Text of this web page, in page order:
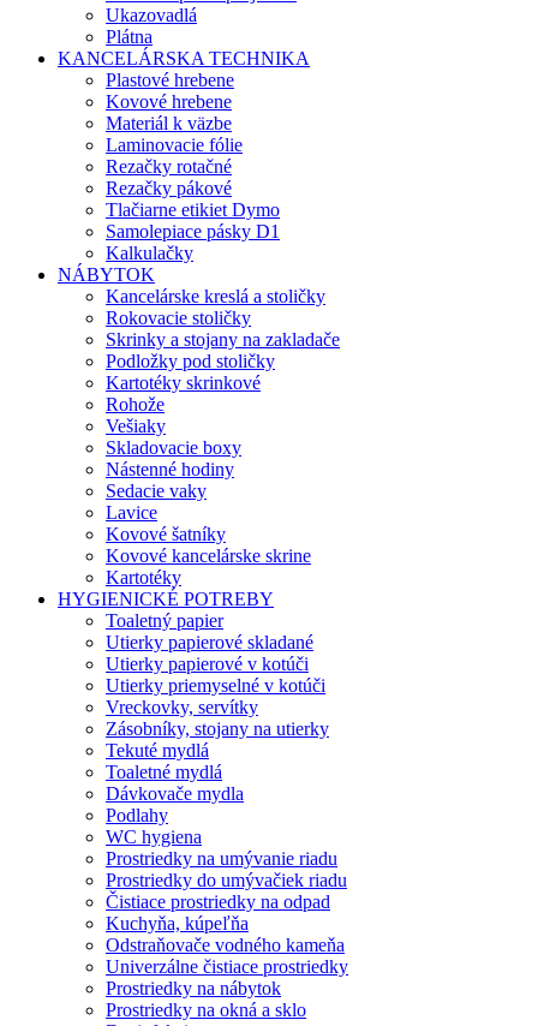
Ukazovadlá
Plátna
KANCELÁRSKA TECHNIKA
Plastové hrebene
Kovové hrebene
Materiál k väzbe
Laminovacie fólie
Rezačky rotačné
Rezačky pákové
Tlačiarne etikiet Dymo
Samolepiace pásky D1
Kalkulačky
NÁBYTOK
Kancelárske kreslá a stoličky
Rokovacie stoličky
Skrinky a stojany na zakladače
Podložky pod stoličky
Kartotéky skrinkové
Rohože
Vešiaky
Skladovacie boxy
Nástenné hodiny
Sedacie vaky
Lavice
Kovové šatníky
Kovové kancelárske skrine
Kartotéky
HYGIENICKÉ POTREBY
Toaletný papier
Utierky papierové skladané
Utierky papierové v kotúči
Utierky priemyselné v kotúči
Vreckovky, servítky
Zásobníky, stojany na utierky
Tekuté mydlá
Toaletné mydlá
Dávkovače mydla
Podlahy
WC hygiena
Prostriedky na umývanie riadu
Prostriedky do umývačiek riadu
Čistiace prostriedky na odpad
Kuchyňa, kúpeľňa
Odstraňovače vodného kameňa
Univerzálne čistiace prostriedky
Prostriedky na nábytok
Prostriedky na okná a sklo